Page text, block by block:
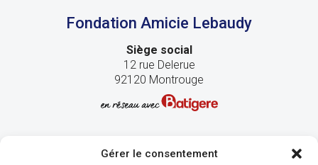
Gérer le consentement
Fondation Amicie Lebaudy
Siège social
12 rue Delerue
92120 Montrouge